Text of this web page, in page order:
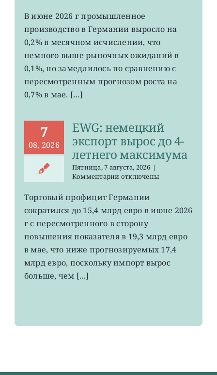
EWG:
рост
промпроизводства
Германии
до
0,2%
В июне 2026 г промышленное
производство в Германии выросло на
0,2% в месячном исчислении, что
немного выше рыночных ожиданий в
0,1%, но замедлилось по сравнению с
пересмотренным прогнозом роста на
0,7% в мае. […]
7
08, 2026
EWG: немецкий
экспорт вырос до 4-
летнего максимума
Пятница, 7 августа, 2026 |
Комментариик
EWG:
немецкий
экспорт
вырос
4-
летнего
отключены
Торговый профицит Германии
сократился до 15,4 млрд евро в июне 2026
г с пересмотренного в сторону
повышения показателя в 19,3 млрд евро
в мае, что ниже прогнозируемых 17,4
млрд евро, поскольку импорт вырос
больше, чем [...]